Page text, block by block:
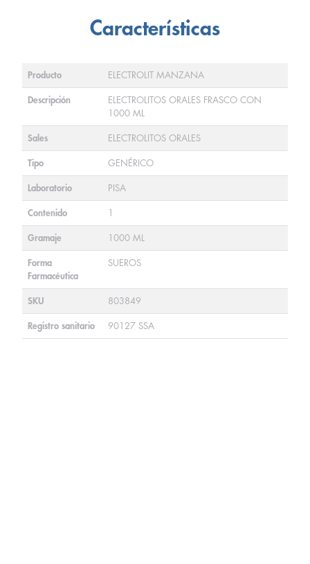
Características
Producto ELECTROLIT MANZANA
Descripción
ELECTROLITOS ORALES FRASCO CON
1000 ML
Sales ELECTROLITOS ORALES
Tipo GENÉRICO
Laboratorio PISA
Contenido 1
Gramaje 1000 ML
Forma
Farmacéutica
SUEROS
SKU 803849
Registro sanitario 90127 SSA